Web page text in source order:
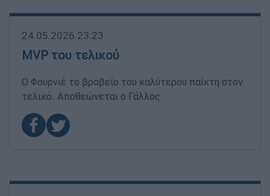
24.05.2026 23:23
MVP του τελικού
Ο Φουρνιέ το βραβείο του καλύτερου παίκτη στον
τελικό. Αποθεώνεται ο Γάλλος.